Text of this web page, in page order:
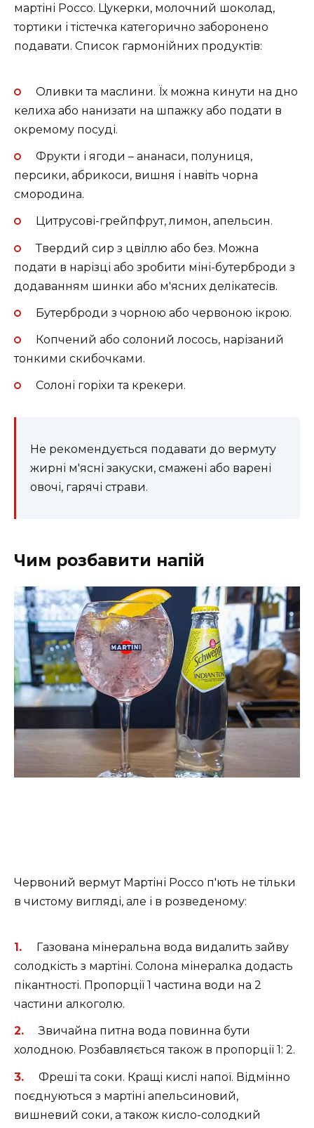
мартіні Россо. Цукерки, молочний шоколад,
тортики і тістечка категорично заборонено
подавати. Список гармонійних продуктів:
Оливки та маслини. Їх можна кинути на дно
келиха або нанизати на шпажку або подати в
окремому посуді.
Фрукти і ягоди – ананаси, полуниця,
персики, абрикоси, вишня і навіть чорна
смородина.
Цитрусові-грейпфрут, лимон, апельсин.
Твердий сир з цвіллю або без. Можна
подати в нарізці або зробити міні-бутерброди з
додаванням шинки або м'ясних делікатесів.
Бутерброди з чорною або червоною ікрою.
Копчений або солоний лосось, нарізаний
тонкими скибочками.
Солоні горіхи та крекери.
Не рекомендується подавати до вермуту
жирні м'ясні закуски, смажені або варені
овочі, гарячі страви.
Чим розбавити напій
Червоний вермут Мартіні Россо п'ють не тільки
в чистому вигляді, але і в розведеному:
Газована мінеральна вода видалить зайву
солодкість з мартіні. Солона мінералка додасть
пікантності. Пропорції 1 частина води на 2
частини алкоголю.
Звичайна питна вода повинна бути
холодною. Розбавляється також в пропорції 1: 2.
Фреші та соки. Кращі кислі напої. Відмінно
поєднуються з мартіні апельсиновий,
вишневий соки, а також кисло-солодкий